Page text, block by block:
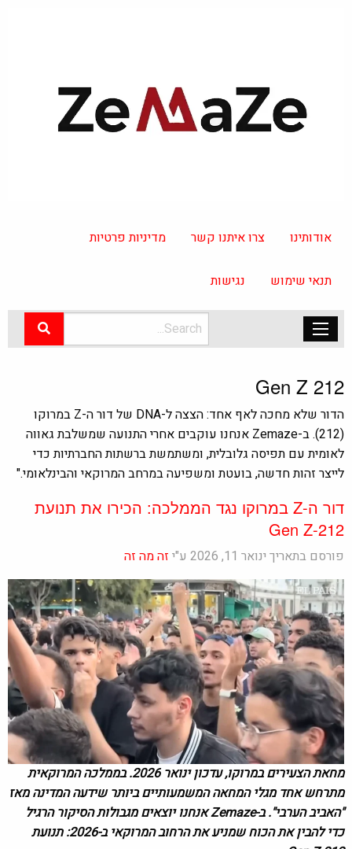
אודותינו צרו איתנו קשר מדיניות פרטיות
תנאי שימוש נגישות
Gen Z 212
הדור שלא מחכה לאף אחד: הצצה ל-DNA של דור ה-Z במרוקו
(212). ב-Zemaze אנחנו עוקבים אחרי התנועה שמשלבת גאווה
לאומית עם תפיסה גלובלית, ומשתמשת ברשתות החברתיות כדי
לייצר זהות חדשה, בועטת ומשפיעה במרחב המרוקאי והבינלאומי."
דור ה-Z במרוקו נגד הממלכה: הכירו את תנועת
Gen Z-212
פורסם בתאריך ינואר 11, 2026 ע"י זה מה זה
מחאת הצעירים במרוקו, עדכון ינואר 2026. בממלכה המרוקאית
מתרחש אחד מגלי המחאה המשמעותיים ביותר שידעה המדינה מאז
"האביב הערבי". ב-Zemaze אנחנו יוצאים מגבולות הסיקור הרגיל
כדי להבין את הכוח שמניע את הרחוב המרוקאי ב-2026: תנועת